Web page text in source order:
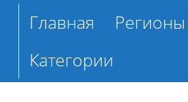
Главная
Регионы
Категории